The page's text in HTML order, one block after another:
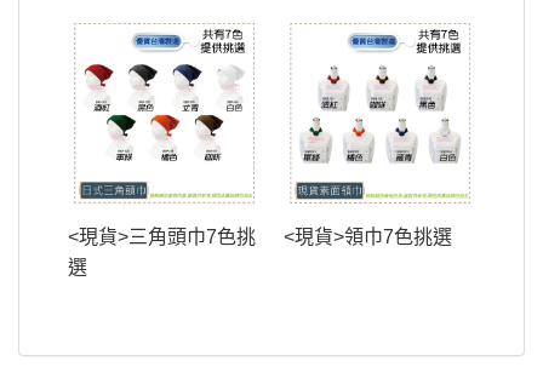
<現貨>三角頭巾7色挑
選
<現貨>領巾7色挑選